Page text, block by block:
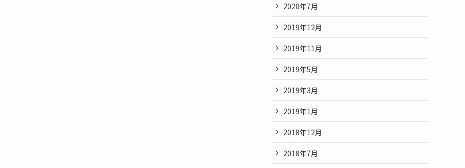
2020年7月
2019年12月
2019年11月
2019年5月
2019年3月
2019年1月
2018年12月
2018年7月